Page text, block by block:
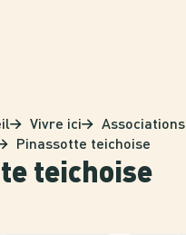
teichoise
Vivre ici
Associations
Pinassotte teichoise